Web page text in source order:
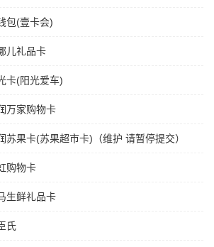
包(壹卡会)
儿礼品卡
卡(阳光爱车)
万家购物卡
苏果卡(苏果超市卡)（维护 请暂停提交）
购物卡
生鲜礼品卡
氏